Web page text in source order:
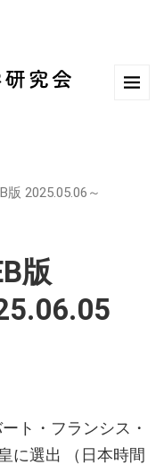
版 2025.05.06～
版
ト・フランシス・
に選出 （日本時間